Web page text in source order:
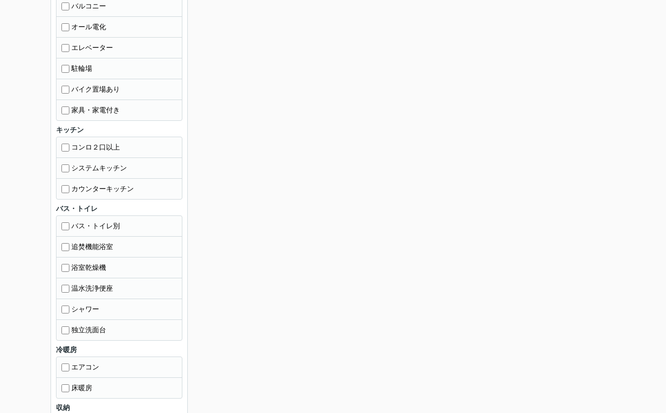
バルコニー
オール電化
エレベーター
駐輪場
バイク置場あり
家具・家電付き
キッチン
コンロ２口以上
システムキッチン
カウンターキッチン
バス・トイレ
バス・トイレ別
追焚機能浴室
浴室乾燥機
温水洗浄便座
シャワー
独立洗面台
冷暖房
エアコン
床暖房
収納